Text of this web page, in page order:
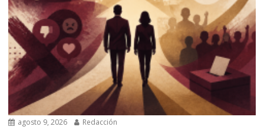
agosto 9, 2026 Redacción